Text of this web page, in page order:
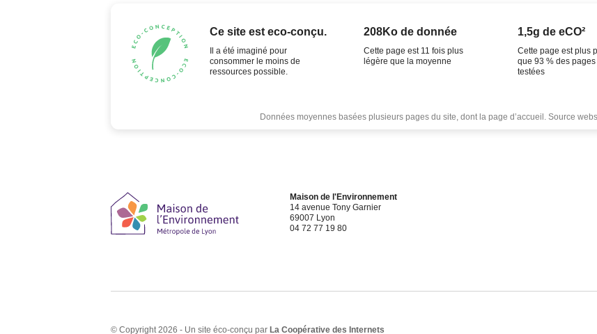
Ce site est eco-conçu.
Il a été imaginé pour
consommer le moins de
ressources possible.
208Ko de donnée
Cette page est 11 fois plus
légère que la moyenne
1,5g de eCO²
Cette page est plus
que 93 % des pages
testées
Données moyennes basées plusieurs pages du site, dont la page d’accueil. Source
Maison de l'Environnement
14 avenue Tony Garnier
69007 Lyon
04 72 77 19 80
© Copyright 2026 - Un site éco-conçu par La Coopérative des Internets